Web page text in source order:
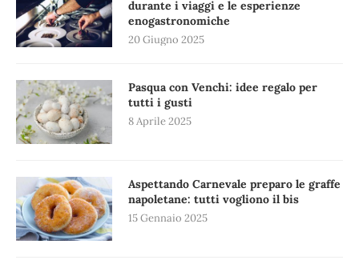
durante i viaggi e le esperienze
enogastronomiche
20 Giugno 2025
Pasqua con Venchi: idee regalo per
tutti i gusti
8 Aprile 2025
Aspettando Carnevale preparo le graffe
napoletane: tutti vogliono il bis
15 Gennaio 2025